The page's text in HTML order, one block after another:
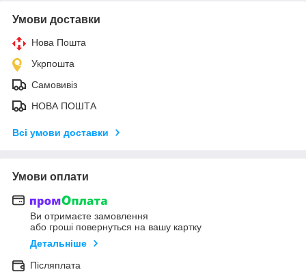
Умови доставки
Нова Пошта
Укрпошта
Самовивіз
НОВА ПОШТА
Всі умови доставки
Умови оплати
Ви отримаєте замовлення
або гроші повернуться на вашу картку
Детальніше
Післяплата